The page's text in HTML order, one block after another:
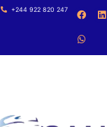
+244 922 820 247